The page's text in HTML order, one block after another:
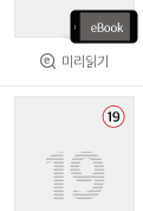
미리읽기